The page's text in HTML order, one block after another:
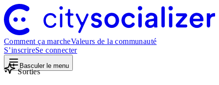
Comment ça marcheValeurs de la communauté
S’inscrireSe connecter
Basculer le menu
Sorties